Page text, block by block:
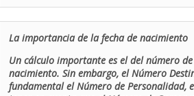
La importancia de la fecha de nacimiento
Un cálculo importante es el del número
nacimiento. Sin embargo, el Número
fundamental el Número de Personalidad,